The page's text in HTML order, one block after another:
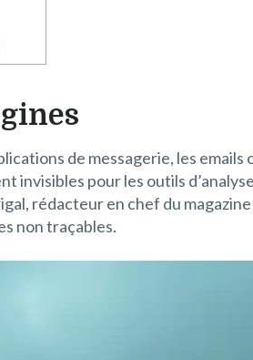
de messagerie, les emails
invisibles pour les outils
rédacteur en chef du
non traçables.